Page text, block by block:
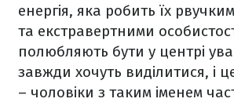
енергія, яка робить їх
та екстравертними
полюбляють бути у центрі
завжди хочуть виділитися, і
– чоловіки з таким іменем